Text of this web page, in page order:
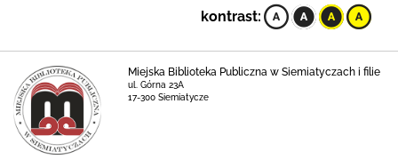
kontrast:
Miejska Biblioteka Publiczna w Siemiatyczach i filie
ul. Górna 23A
17-300 Siemiatycze